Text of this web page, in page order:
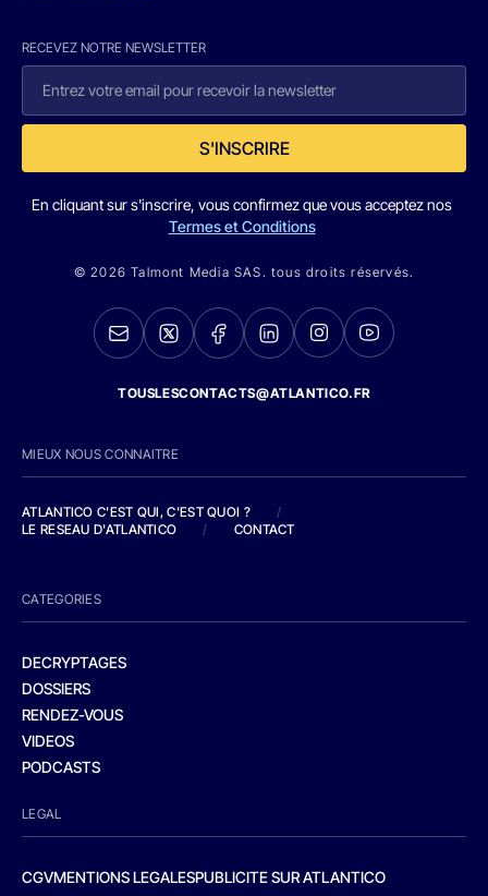
RECEVEZ NOTRE NEWSLETTER
S'INSCRIRE
En cliquant sur s'inscrire, vous confirmez que vous acceptez nos
Termes et Conditions
© 2026 Talmont Media SAS. tous droits réservés.
TOUSLESCONTACTS@ATLANTICO.FR
MIEUX NOUS CONNAITRE
ATLANTICO C'EST QUI, C'EST QUOI ?
/
LE RESEAU D'ATLANTICO
/ CONTACT
CATEGORIES
DECRYPTAGES
DOSSIERS
RENDEZ-VOUS
VIDEOS
PODCASTS
LEGAL
CGVMENTIONS LEGALESPUBLICITE SUR ATLANTICO